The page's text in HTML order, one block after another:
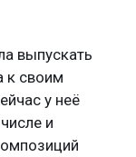
выпускать
к своим
у неё
и